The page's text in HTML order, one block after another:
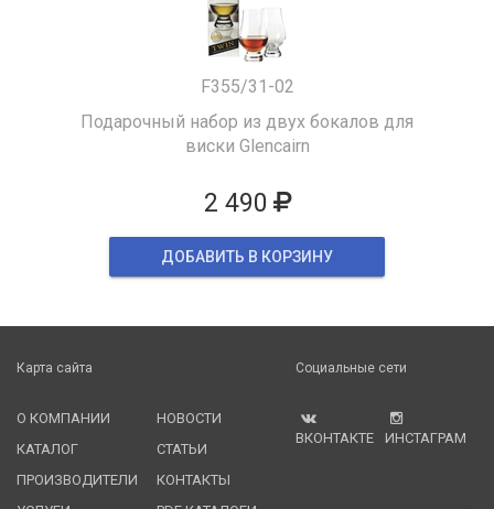
F355/31-02
Подарочный набор из двух бокалов для
виски Glencairn
2 490
ДОБАВИТЬ В КОРЗИНУ
Карта сайта
О КОМПАНИИ
КАТАЛОГ
ПРОИЗВОДИТЕЛИ
НОВОСТИ
СТАТЬИ
КОНТАКТЫ
Социальные сети
ВКОНТАКТЕ ИНСТАГРАМ